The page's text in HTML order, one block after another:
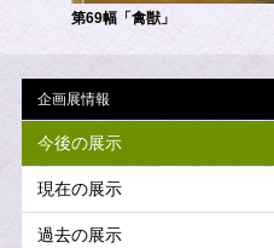
第69幅「禽獣」
企画展情報
今後の展示
現在の展示
過去の展示